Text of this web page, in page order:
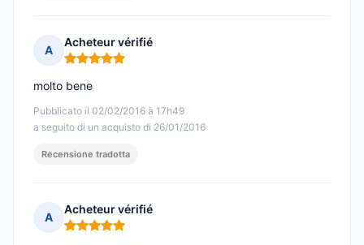
A
Acheteur vérifié
Nota: 5 su 5
Pubblicato il 02/02/2016 à 17h49
a seguito di un acquisto di 26/01/2016
molto bene
Recensione tradotta
A
Acheteur vérifié
Nota: 5 su 5